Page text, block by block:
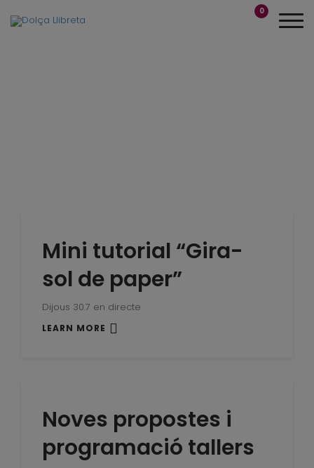
0
Mini tutorial “Gira-
sol de paper”
Dijous 30.7 en directe
LEARN MORE
Noves propostes i
programació tallers